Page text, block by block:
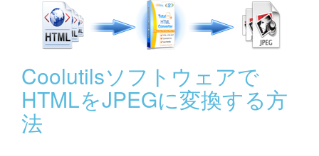
Coolutilsソフトウェアで
HTMLをJPEGに変換する方
法